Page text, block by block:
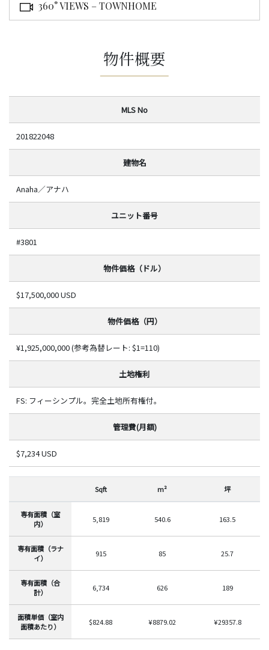
360° VIEWS – TOWNHOME
物件概要
MLS No
201822048
建物名
Anaha／アナハ
ユニット番号
#3801
物件価格（ドル）
$17,500,000 USD
物件価格（円）
¥1,925,000,000 (参考為替レート: $1=110)
土地権利
FS: フィーシンプル。完全土地所有権付。
管理費(月額)
$7,234 USD
Sqft m² 坪
専有面積（室
内）
5,819 540.6 163.5
専有面積（ラナ
イ）
915 85 25.7
専有面積（合
計）
6,734 626 189
面積単価（室内
面積あたり）
$824.88 ¥8879.02 ¥29357.8